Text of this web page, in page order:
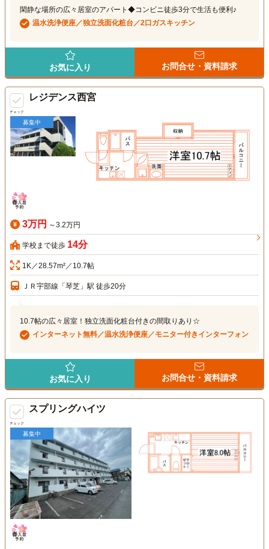
閑静な場所の広々居室のアパート◆コンビニ徒歩3分で生活も便利♪
温水洗浄便座／独立洗面化粧台／2口ガスキッチン
お気に入り お問合せ・資料請求
チェック
レジデンス西宮
募集中
3万円 ～3.2万円
学校まで徒歩 14分
1K／28.57m²／10.7帖
ＪＲ宇部線「琴芝」駅 徒歩20分
10.7帖の広々居室！独立洗面化粧台付きの間取りあり☆
インターネット無料／温水洗浄便座／モニター付きインターフォン
お気に入り お問合せ・資料請求
チェック
スプリングハイツ
募集中